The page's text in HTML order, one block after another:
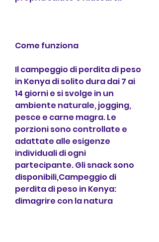
Come funziona
Il campeggio di perdita di peso
in Kenya di solito dura dai 7 ai
14 giorni e si svolge in un
ambiente naturale, jogging,
pesce e carne magra. Le
porzioni sono controllate e
adattate alle esigenze
individuali di ogni
partecipante. Gli snack sono
disponibili,Campeggio di
perdita di peso in Kenya:
dimagrire con la natura